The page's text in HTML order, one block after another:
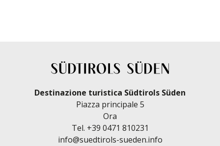
Destinazione turistica Südtirols Süden
Piazza principale 5
Ora
Tel. +39 0471 810231
info@suedtirols-sueden.info